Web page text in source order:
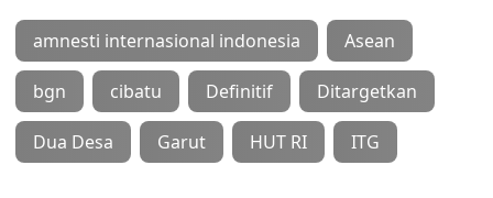
amnesti internasional indonesia Asean
bgn cibatu Definitif Ditargetkan
Dua Desa Garut HUT RI ITG